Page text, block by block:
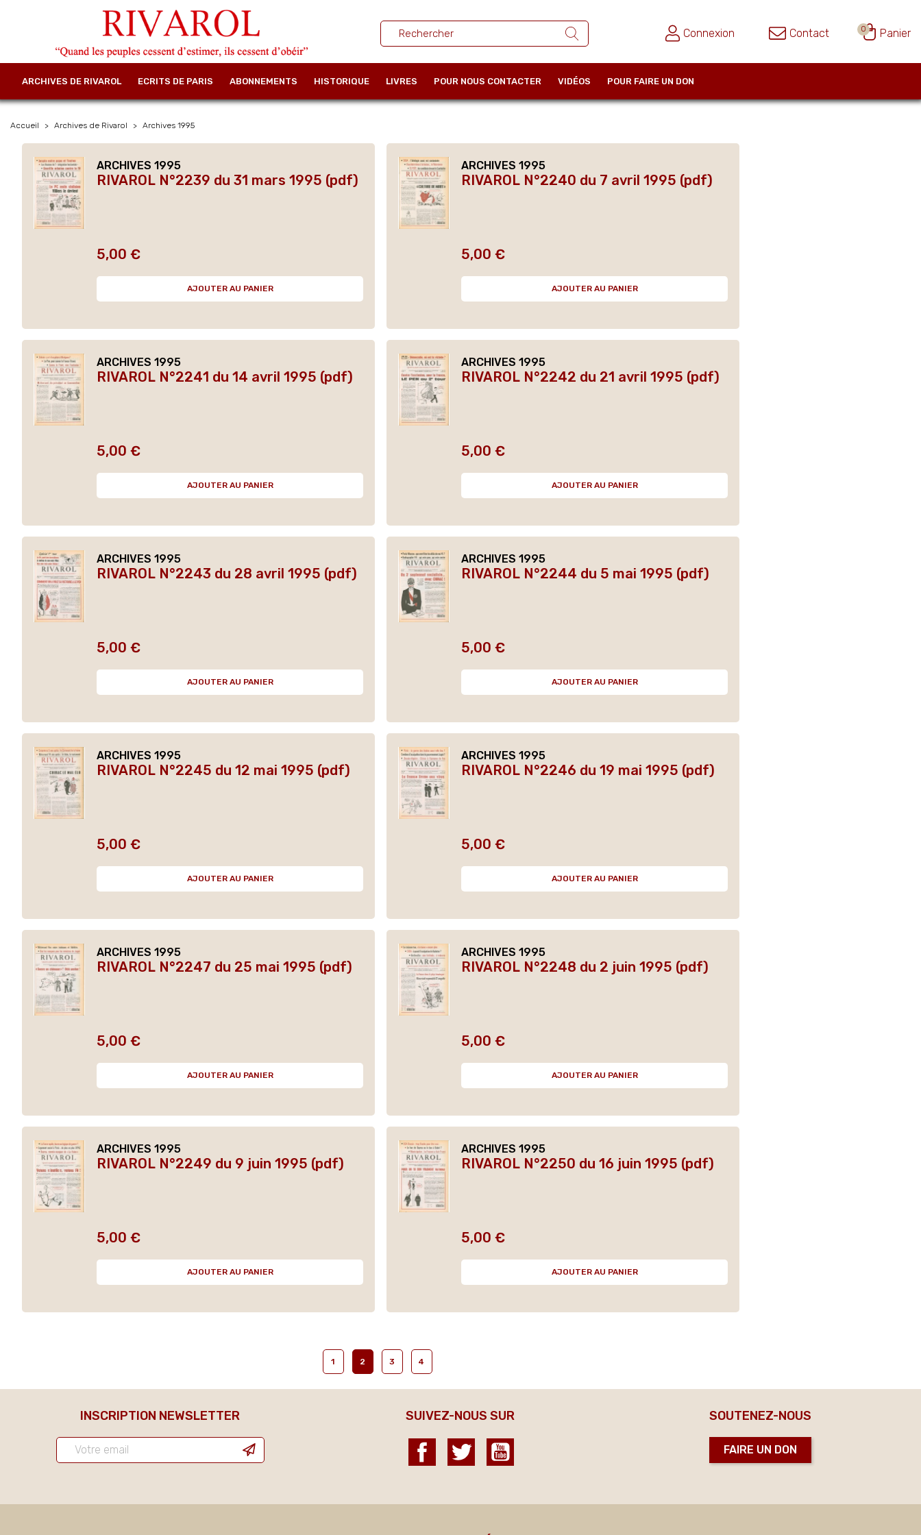
Connexion Contact 0 Panier
ARCHIVES DE RIVAROL ECRITS DE PARIS ABONNEMENTS HISTORIQUE LIVRES POUR NOUS CONTACTER VIDÉOS POUR FAIRE UN DON
Accueil Archives de Rivarol Archives 1995
ARCHIVES 1995
RIVAROL N°2239 du 31 mars 1995 (pdf)
Prix
5,00 €
AJOUTER AU PANIER
ARCHIVES 1995
RIVAROL N°2240 du 7 avril 1995 (pdf)
Prix
5,00 €
AJOUTER AU PANIER
ARCHIVES 1995
RIVAROL N°2241 du 14 avril 1995 (pdf)
Prix
5,00 €
AJOUTER AU PANIER
ARCHIVES 1995
RIVAROL N°2242 du 21 avril 1995 (pdf)
Prix
5,00 €
AJOUTER AU PANIER
ARCHIVES 1995
RIVAROL N°2243 du 28 avril 1995 (pdf)
Prix
5,00 €
AJOUTER AU PANIER
ARCHIVES 1995
RIVAROL N°2244 du 5 mai 1995 (pdf)
Prix
5,00 €
AJOUTER AU PANIER
ARCHIVES 1995
RIVAROL N°2245 du 12 mai 1995 (pdf)
Prix
5,00 €
AJOUTER AU PANIER
ARCHIVES 1995
RIVAROL N°2246 du 19 mai 1995 (pdf)
Prix
5,00 €
AJOUTER AU PANIER
ARCHIVES 1995
RIVAROL N°2247 du 25 mai 1995 (pdf)
Prix
5,00 €
AJOUTER AU PANIER
ARCHIVES 1995
RIVAROL N°2248 du 2 juin 1995 (pdf)
Prix
5,00 €
AJOUTER AU PANIER
ARCHIVES 1995
RIVAROL N°2249 du 9 juin 1995 (pdf)
Prix
5,00 €
AJOUTER AU PANIER
ARCHIVES 1995
RIVAROL N°2250 du 16 juin 1995 (pdf)
Prix
5,00 €
AJOUTER AU PANIER
1 2 3 4
INSCRIPTION NEWSLETTER SUIVEZ-NOUS SUR
Facebook Twitter
SOUTENEZ-NOUS
FAIRE UN DON